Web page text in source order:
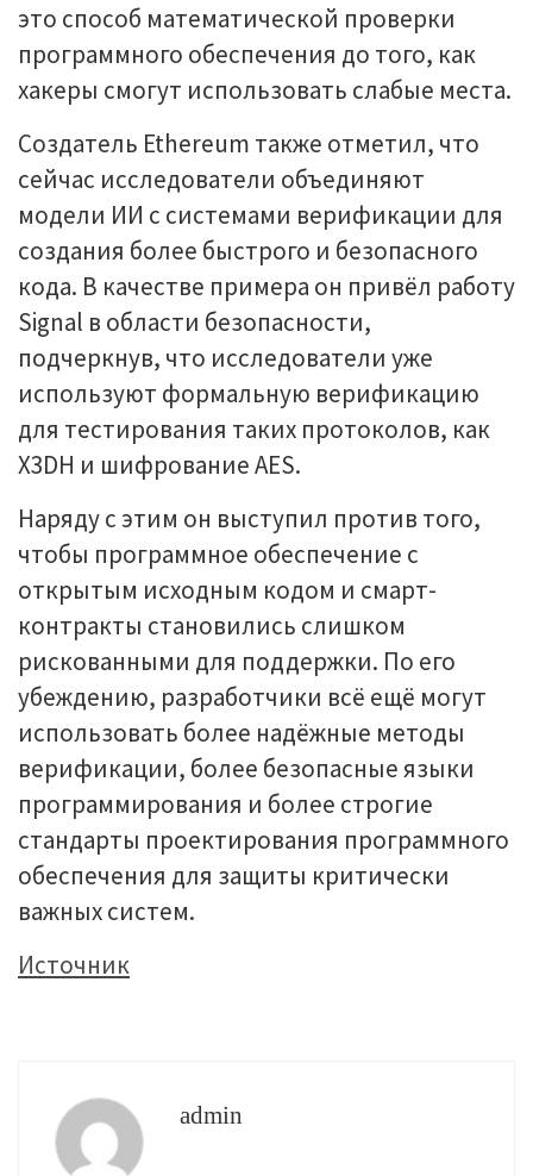
это способ математической проверки
программного обеспечения до того, как
хакеры смогут использовать слабые места.
Создатель Ethereum также отметил, что
сейчас исследователи объединяют
модели ИИ с системами верификации для
создания более быстрого и безопасного
кода. В качестве примера он привёл работу
Signal в области безопасности,
подчеркнув, что исследователи уже
используют формальную верификацию
для тестирования таких протоколов, как
X3DH и шифрование AES.
Наряду с этим он выступил против того,
чтобы программное обеспечение с
открытым исходным кодом и смарт-
контракты становились слишком
рискованными для поддержки. По его
убеждению, разработчики всё ещё могут
использовать более надёжные методы
верификации, более безопасные языки
программирования и более строгие
стандарты проектирования программного
обеспечения для защиты критически
важных систем.
Источник
admin